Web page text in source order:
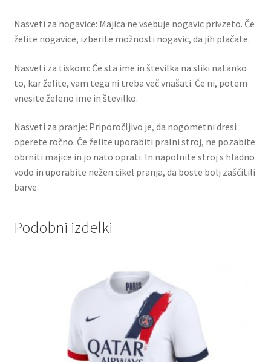
Nasveti za nogavice: Majica ne vsebuje nogavic privzeto. Če
želite nogavice, izberite možnosti nogavic, da jih plačate.
Nasveti za tiskom: Če sta ime in številka na sliki natanko
to, kar želite, vam tega ni treba več vnašati. Če ni, potem
vnesite želeno ime in številko.
Nasveti za pranje: Priporočljivo je, da nogometni dresi
operete ročno. Če želite uporabiti pralni stroj, ne pozabite
obrniti majice in jo nato oprati. In napolnite stroj s hladno
vodo in uporabite nežen cikel pranja, da boste bolj zaščitili
barve.
Podobni izdelki